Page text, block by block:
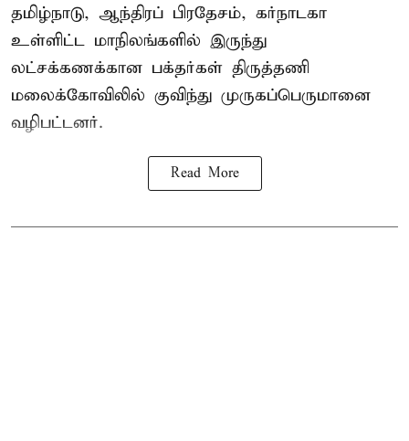
தமிழ்நாடு, ஆந்திரப் பிரதேசம், கர்நாடகா
உள்ளிட்ட மாநிலங்களில் இருந்து
லட்சக்கணக்கான பக்தர்கள் திருத்தணி
மலைக்கோவிலில் குவிந்து முருகப்பெருமானை
வழிபட்டனர்.
Read More